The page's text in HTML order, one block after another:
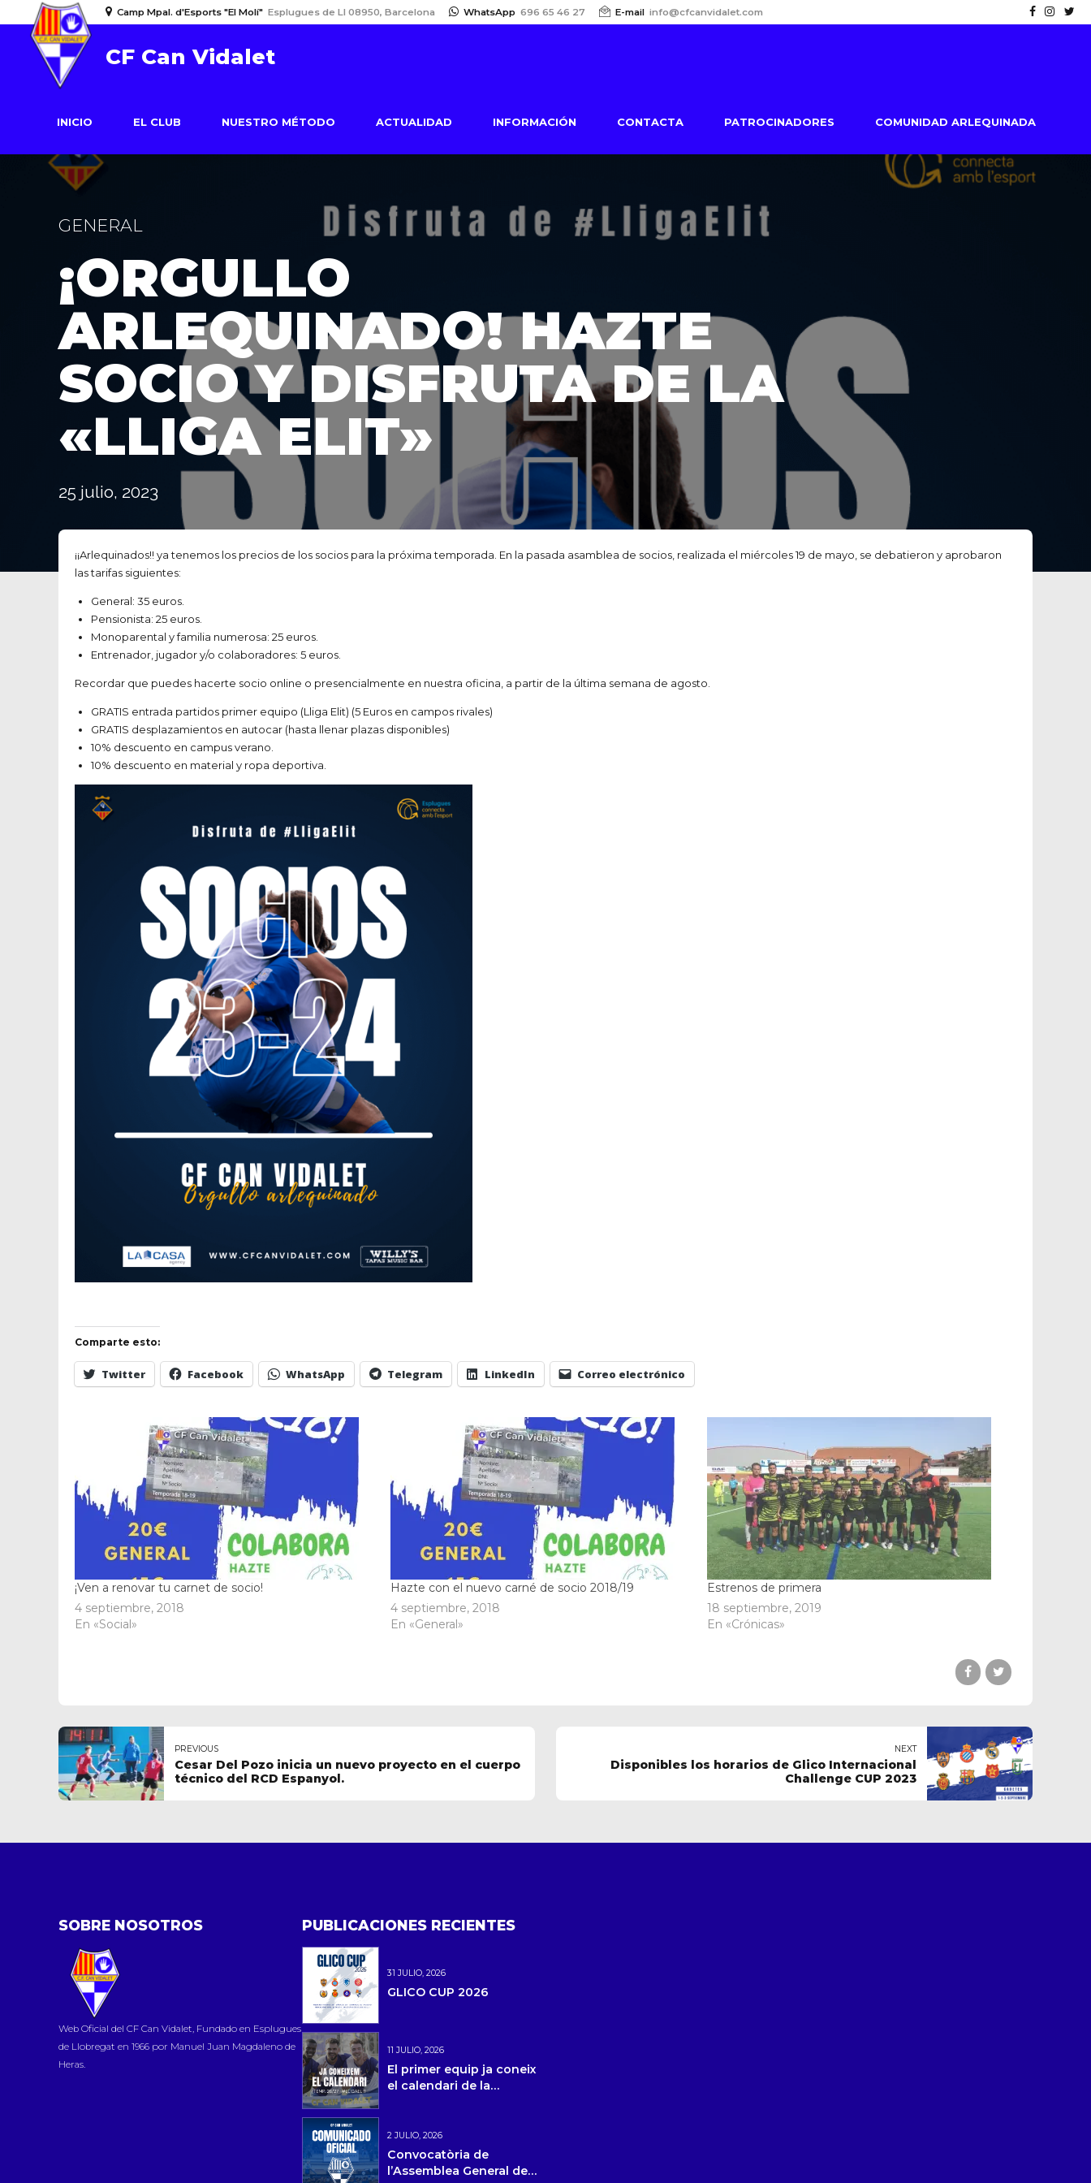
Camp Mpal. d'Esports "El Molí" Esplugues de Ll 08950, Barcelona WhatsApp 696 65 46 27 E-mail info@cfcanvidalet.com
CF Can Vidalet
INICIO EL CLUB NUESTRO MÉTODO ACTUALIDAD INFORMACIÓN CONTACTA PATROCINADORES COMUNIDAD ARLEQUINADA
GENERAL
¡ORGULLO
ARLEQUINADO! HAZTE
SOCIO Y DISFRUTA DE LA
«LLIGA ELIT»
25 julio, 2023
¡¡Arlequinados!! ya tenemos los precios de los socios para la próxima temporada. En la pasada asamblea de socios, realizada el miércoles 19 de mayo, se debatieron y aprobaron
las tarifas siguientes:
General: 35 euros.
Pensionista: 25 euros.
Monoparental y familia numerosa: 25 euros.
Entrenador, jugador y/o colaboradores: 5 euros.
Recordar que puedes hacerte socio online o presencialmente en nuestra oficina, a partir de la última semana de agosto.
GRATIS entrada partidos primer equipo (Lliga Elit) (5 Euros en campos rivales)
GRATIS desplazamientos en autocar (hasta llenar plazas disponibles)
10% descuento en campus verano.
10% descuento en material y ropa deportiva.
Comparte esto:
Twitter Facebook WhatsApp Telegram LinkedIn Correo electrónico
¡Ven a renovar tu carnet de socio!
4 septiembre, 2018
En «Social»
Hazte con el nuevo carné de socio 2018/19
4 septiembre, 2018
En «General»
Estrenos de primera
18 septiembre, 2019
En «Crónicas»
PREVIOUS
Cesar Del Pozo inicia un nuevo proyecto en el cuerpo
técnico del RCD Espanyol.
NEXT
Disponibles los horarios de Glico Internacional
Challenge CUP 2023
SOBRE NOSOTROS
Web Oficial del CF Can Vidalet, Fundado en Esplugues
de Llobregat en 1966 por Manuel Juan Magdaleno de
Heras.
PUBLICACIONES RECIENTES
31 JULIO, 2026
GLICO CUP 2026
11 JULIO, 2026
El primer equip ja coneix
el calendari de la
2 JULIO, 2026
Convocatòria de
l’Assemblea General de